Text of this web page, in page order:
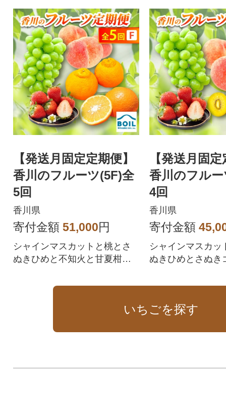
【発送月固定定期便】
香川のフルーツ(5F)全
5回
香川県
寄付金額 51,000円
シャインマスカットと桃とさ
ぬきひめと不知火と甘夏柑の
【発送月固
香川のフル
4回
香川県
寄付金額
シャインマスカッ
ぬきひめとさぬき
いちごを探す